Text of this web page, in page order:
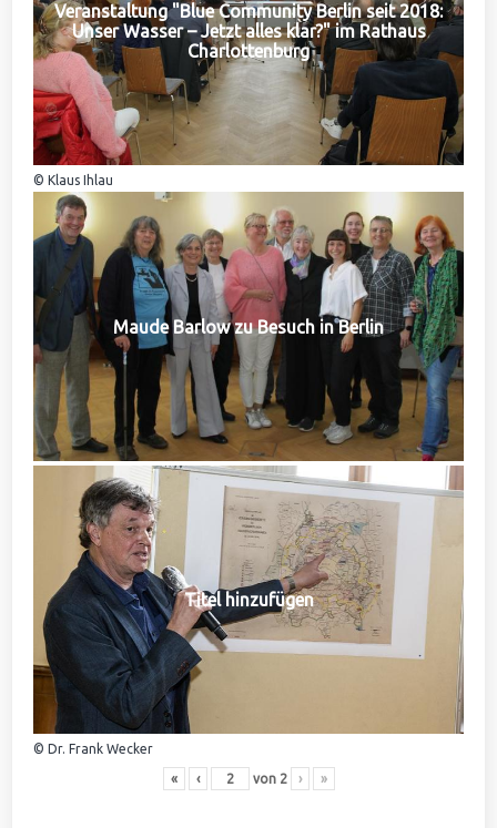
Veranstaltung "Blue Community Berlin seit 2018:
Unser Wasser – Jetzt alles klar?" im Rathaus
Charlottenburg
© Klaus Ihlau
Maude Barlow zu Besuch in Berlin
Titel hinzufügen
© Dr. Frank Wecker
« ‹ von 2 › »